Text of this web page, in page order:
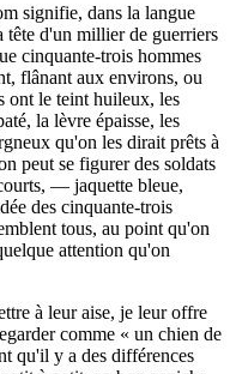
signifie, dans la langue
tête d'un millier de guerriers
cinquante-trois hommes
flânant aux environs, ou
ont le teint huileux, les
la lèvre épaisse, les
qu'on les dirait prêts à
peut se figurer des soldats
— jaquette bleue,
des cinquante-trois
tous, au point qu'on
attention qu'on
à leur aise, je leur offre
comme « un chien de
qu'il y a des différences